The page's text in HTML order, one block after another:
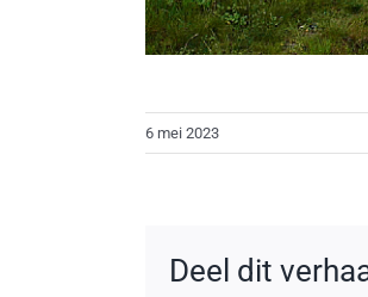
6 mei 2023
Deel dit